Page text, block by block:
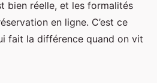
bien réelle, et les formalités
en ligne. C’est ce
fait la différence quand on vit